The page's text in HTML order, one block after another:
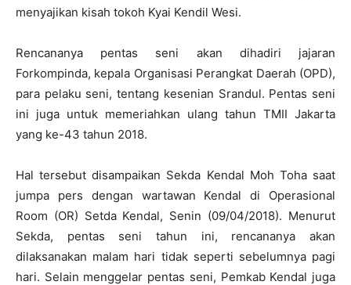
menyajikan kisah tokoh Kyai Kendil Wesi.
Rencananya pentas seni akan dihadiri jajaran
Forkompinda, kepala Organisasi Perangkat Daerah (OPD),
para pelaku seni, tentang kesenian Srandul. Pentas seni
ini juga untuk memeriahkan ulang tahun TMII Jakarta
yang ke-43 tahun 2018.
Hal tersebut disampaikan Sekda Kendal Moh Toha saat
jumpa pers dengan wartawan Kendal di Operasional
Room (OR) Setda Kendal, Senin (09/04/2018). Menurut
Sekda, pentas seni tahun ini, rencananya akan
dilaksanakan malam hari tidak seperti sebelumnya pagi
hari. Selain menggelar pentas seni, Pemkab Kendal juga